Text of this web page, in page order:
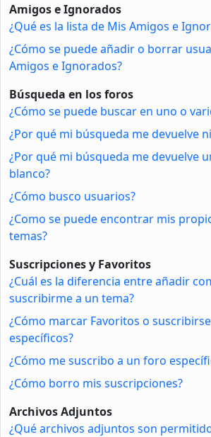
Amigos e Ignorados
¿Qué es la lista de Mis Amigos e
¿Cómo se puede añadir o borrar
Amigos e Ignorados?
Búsqueda en los foros
¿Cómo se puede buscar en uno o
¿Por qué mi búsqueda me devuelve
¿Por qué mi búsqueda me devuelve
blanco?
¿Cómo busco usuarios?
¿Como se puede encontrar mis
temas?
Suscripciones y Favoritos
¿Cuál es la diferencia entre añadir
suscribirme a un tema?
¿Cómo marcar Favoritos o
específicos?
¿Cómo me suscribo a un foro
¿Cómo borro mis suscripciones?
Archivos Adjuntos
¿Qué archivos adjuntos son